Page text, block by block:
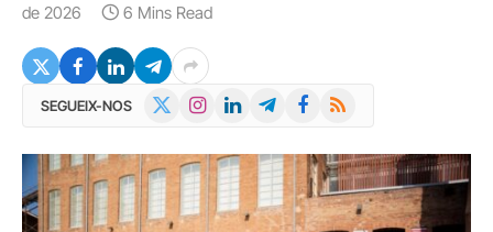
de 2026
6 Mins Read
SEGUEIX-NOS InstagramLinkedInTelegramFacebook
RSS